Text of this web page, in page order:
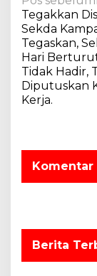
a
v
i
g
a
p
o
Tegakkan
Sekda
Tegaskan,
Hari
Tidak Hadir,
Diputuskan
Kerja.
Komentar
Berita